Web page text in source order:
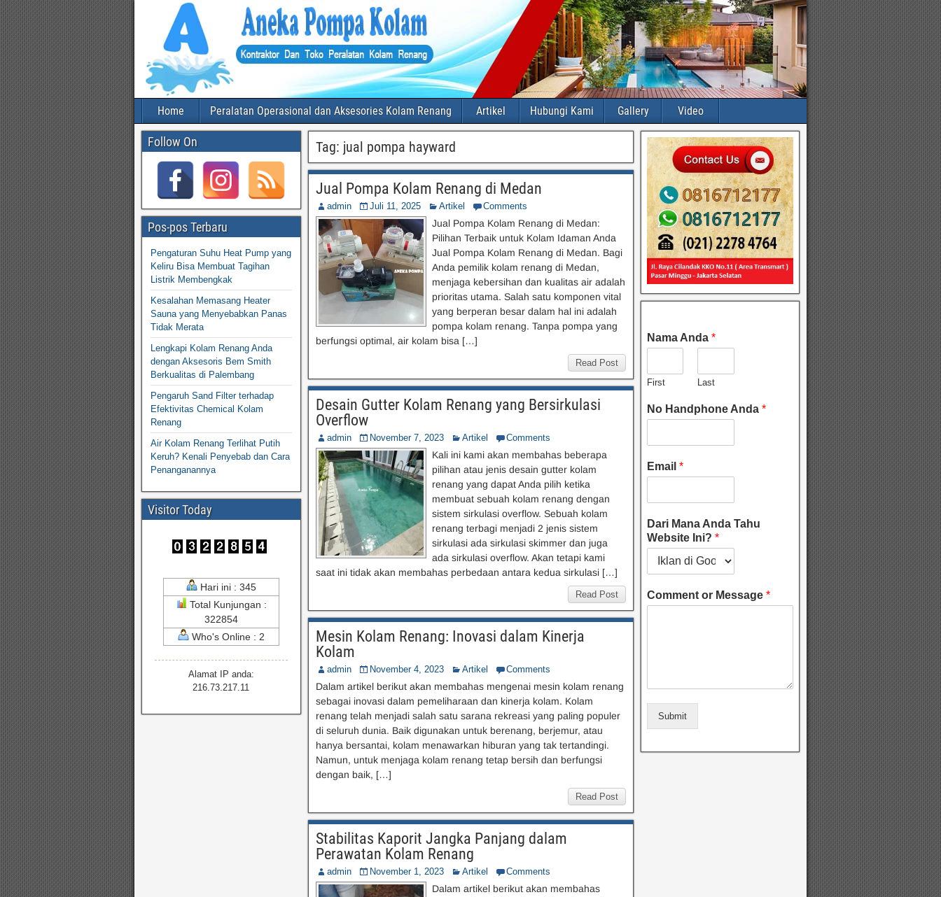
Home Peralatan Operasional dan Aksesories Kolam Renang Artikel Hubungi Kami Gallery Video
Tag: jual pompa hayward
Jual Pompa Kolam Renang di Medan
admin Juli 11, 2025 Artikel Comments
Jual Pompa Kolam Renang di Medan:
Pilihan Terbaik untuk Kolam Idaman Anda
Jual Pompa Kolam Renang di Medan. Bagi
Anda pemilik kolam renang di Medan,
menjaga kebersihan dan kualitas air adalah
prioritas utama. Salah satu komponen vital
yang berperan besar dalam hal ini adalah
pompa kolam renang. Tanpa pompa yang
berfungsi optimal, air kolam bisa […]
Read Post
Desain Gutter Kolam Renang yang Bersirkulasi
Overflow
admin November 7, 2023 Artikel Comments
Kali ini kami akan membahas beberapa
pilihan atau jenis desain gutter kolam
renang yang dapat Anda pilih ketika
membuat sebuah kolam renang dengan
sistem sirkulasi overflow. Sebuah kolam
renang terbagi menjadi 2 jenis sistem
sirkulasi ada sirkulasi skimmer dan juga
ada sirkulasi overflow. Akan tetapi kami
saat ini tidak akan membahas perbedaan antara kedua sirkulasi […]
Read Post
Mesin Kolam Renang: Inovasi dalam Kinerja
Kolam
admin November 4, 2023 Artikel Comments
Dalam artikel berikut akan membahas mengenai mesin kolam renang
sebagai inovasi dalam pemeliharaan dan kinerja kolam. Kolam
renang telah menjadi salah satu sarana rekreasi yang paling populer
di seluruh dunia. Baik digunakan untuk berenang, berjemur, atau
hanya bersantai, kolam menawarkan hiburan yang tak tertandingi.
Namun, untuk menjaga kolam renang tetap bersih dan berfungsi
dengan baik, […]
Read Post
Stabilitas Kaporit Jangka Panjang dalam
Perawatan Kolam Renang
admin November 1, 2023 Artikel Comments
Dalam artikel berikut akan membahas
Follow On
Pos-pos Terbaru
Pengaturan Suhu Heat Pump yang
Keliru Bisa Membuat Tagihan
Listrik Membengkak
Kesalahan Memasang Heater
Sauna yang Menyebabkan Panas
Tidak Merata
Lengkapi Kolam Renang Anda
dengan Aksesoris Bem Smith
Berkualitas di Palembang
Pengaruh Sand Filter terhadap
Efektivitas Chemical Kolam
Renang
Air Kolam Renang Terlihat Putih
Keruh? Kenali Penyebab dan Cara
Penanganannya
Visitor Today
Hari ini : 345
Total Kunjungan :
322854
Who's Online : 2
Alamat IP anda:
216.73.217.11
Nama Anda *
First Last
No Handphone Anda *
Email *
Dari Mana Anda Tahu
Website Ini? *
Comment or Message *
Submit